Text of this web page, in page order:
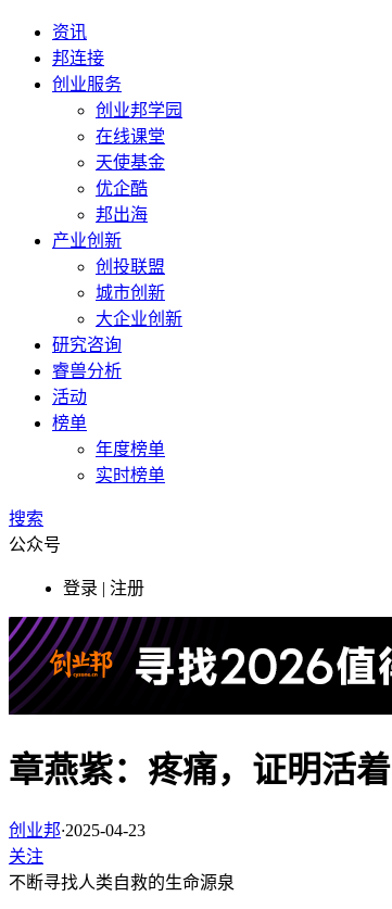
资讯
邦连接
创业服务
创业邦学园
在线课堂
天使基金
优企酷
邦出海
产业创新
创投联盟
城市创新
大企业创新
研究咨询
睿兽分析
活动
榜单
年度榜单
实时榜单
搜索
公众号
登录 | 注册
章燕紫：疼痛，证明活着
创业邦·2025-04-23
关注
不断寻找人类自救的生命源泉